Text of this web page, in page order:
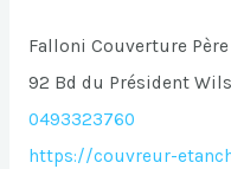
Falloni Couverture
92 Bd du Président
0493323760
https://couvreur-